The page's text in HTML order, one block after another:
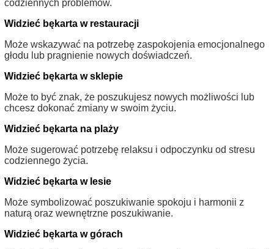
codziennych problemów.
Widzieć bękarta w restauracji
Może wskazywać na potrzebę zaspokojenia emocjonalnego
głodu lub pragnienie nowych doświadczeń.
Widzieć bękarta w sklepie
Może to być znak, że poszukujesz nowych możliwości lub
chcesz dokonać zmiany w swoim życiu.
Widzieć bękarta na plaży
Może sugerować potrzebę relaksu i odpoczynku od stresu
codziennego życia.
Widzieć bękarta w lesie
Może symbolizować poszukiwanie spokoju i harmonii z
naturą oraz wewnętrzne poszukiwanie.
Widzieć bękarta w górach